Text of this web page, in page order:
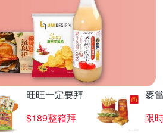
旺旺一定要拜
$189整箱拜
麥
限